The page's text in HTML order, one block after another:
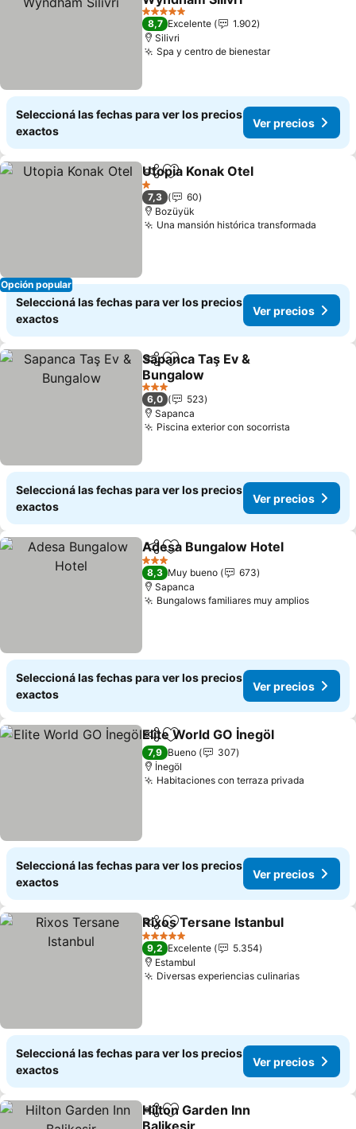
5 Estrellas
8,7 Excelente
1.902
Silivri
Spa y centro de bienestar
Seleccioná las fechas para ver los precios
exactos
Ver precios
Opción popular
CompartirAñadir a favoritos
Utopia Konak Otel
1 Estrellas
7,3
60
Bozüyük
Una mansión histórica transformada
Seleccioná las fechas para ver los precios
exactos
Ver precios
CompartirAñadir a favoritos
Sapanca Taş Ev &
Bungalow
3 Estrellas
6,0
523
Sapanca
Piscina exterior con socorrista
Seleccioná las fechas para ver los precios
exactos
Ver precios
CompartirAñadir a favoritos
Adesa Bungalow Hotel
3 Estrellas
8,3 Muy bueno
673
Sapanca
Bungalows familiares muy amplios
Seleccioná las fechas para ver los precios
exactos
Ver precios
CompartirAñadir a favoritos
Elite World GO İnegöl
7,9 Bueno
307
İnegöl
Habitaciones con terraza privada
Seleccioná las fechas para ver los precios
exactos
Ver precios
CompartirAñadir a favoritos
Rixos Tersane Istanbul
5 Estrellas
9,2 Excelente
5.354
Estambul
Diversas experiencias culinarias
Seleccioná las fechas para ver los precios
exactos
Ver precios
CompartirAñadir a favoritos
Hilton Garden Inn
Balikesir